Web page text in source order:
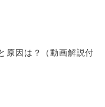
原因は？（動画解説付